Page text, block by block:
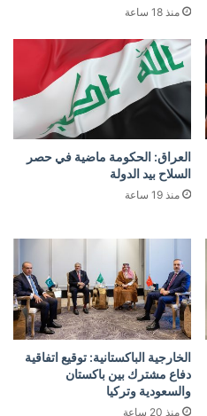
منذ 18 ساعة
العراق: الحكومة ماضية في حصر
السلاح بيد الدولة
منذ 19 ساعة
الخارجية الباكستانية: توقيع اتفاقية
دفاع مشترك بين باكستان
والسعودية وتركيا
منذ 20 ساعة